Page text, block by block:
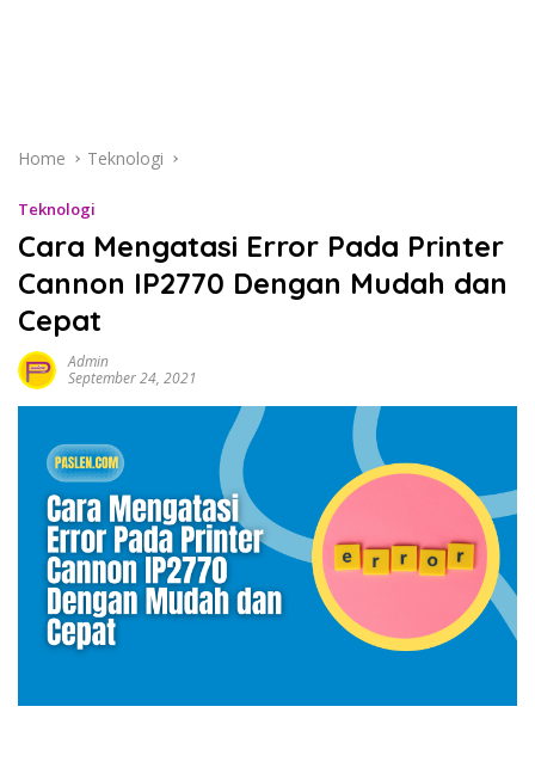
Home Teknologi
Teknologi
Cara Mengatasi Error Pada Printer
Cannon IP2770 Dengan Mudah dan
Cepat
Admin
September 24, 2021